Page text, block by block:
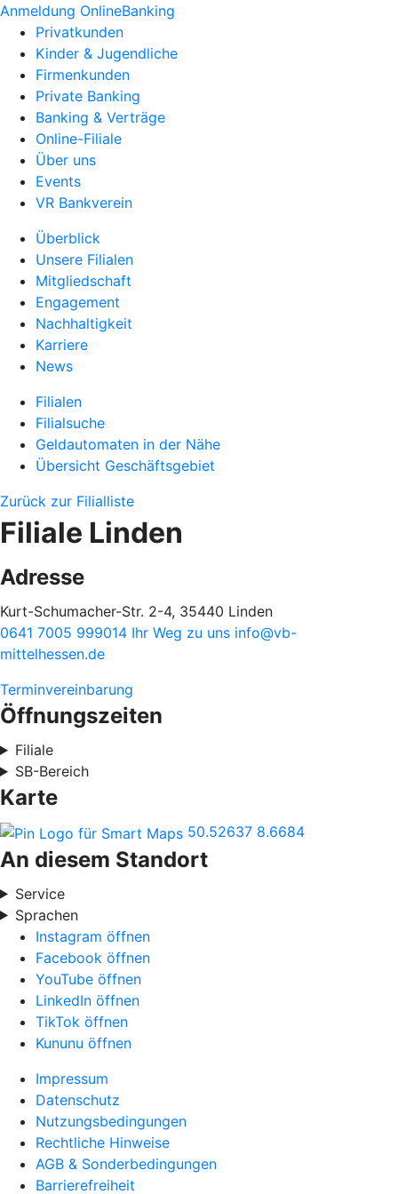
Anmeldung OnlineBanking
Privatkunden
Kinder & Jugendliche
Firmenkunden
Private Banking
Banking & Verträge
Online-Filiale
Über uns
Events
VR Bankverein
Überblick
Unsere Filialen
Mitgliedschaft
Engagement
Nachhaltigkeit
Karriere
News
Filialen
Filialsuche
Geldautomaten in der Nähe
Übersicht Geschäftsgebiet
Zurück zur Filialliste
Filiale Linden
Adresse
Kurt-Schumacher-Str. 2-4, 35440 Linden
0641 7005 999014 Ihr Weg zu uns info@vb-
mittelhessen.de
Terminvereinbarung
Öffnungszeiten
Filiale
SB-Bereich
Karte
50.52637 8.6684
An diesem Standort
Service
Sprachen
Instagram öffnen
Facebook öffnen
YouTube öffnen
LinkedIn öffnen
TikTok öffnen
Kununu öffnen
Impressum
Datenschutz
Nutzungsbedingungen
Rechtliche Hinweise
AGB & Sonderbedingungen
Barrierefreiheit